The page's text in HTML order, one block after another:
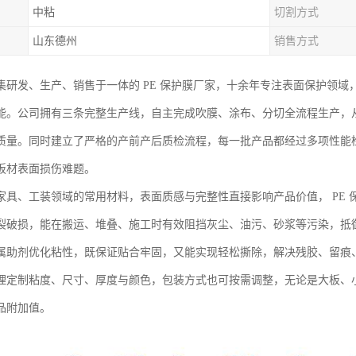
中粘 切割方式
山东德州 销售方式
研发、生产、销售于一体的 PE 保护膜厂家，十余年专注表面保护领
。公司拥有三条完整生产线，自主完成吹膜、涂布、分切全流程生产
量。同时建立了严格的产前产后质检流程，每一批产品都经过多项性
材表面损伤难题。
具、工装领域的常用材料，表面质感与完整性直接影响产品价值， PE
破损，能在搬运、堆叠、施工时有效阻挡灰尘、油污、砂浆等污染，
助剂优化粘性，既保证贴合牢固，又能实现轻松撕除，解决残胶、留
定制粘度、尺寸、厚度与颜色，包装方式也可按需调整，无论是大板
附加值。